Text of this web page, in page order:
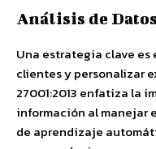
Análisis de
Una estrategia clave es
clientes y personalizar
27001:2013 enfatiza la
información al manejar
de aprendizaje